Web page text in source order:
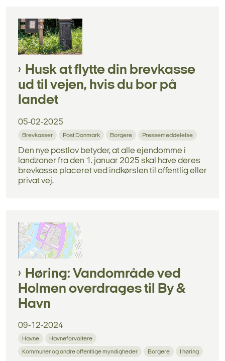
Husk at flytte din brevkasse
ud til vejen, hvis du bor på
landet
05-02-2025
Brevkasser Post Danmark Borgere Pressemeddelelse
Den nye postlov betyder, at alle ejendomme i
landzoner fra den 1. januar 2025 skal have deres
brevkasse placeret ved indkørslen til offentlig eller
privat vej.
Høring: Vandområde ved
Holmen overdrages til By &
Havn
09-12-2024
Havne Havneforvaltere
Kommuner og andre offentlige myndigheder Borgere I høring